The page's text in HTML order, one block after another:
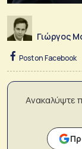
Γιώργος
Post on Facebook
Ανακαλύψτε